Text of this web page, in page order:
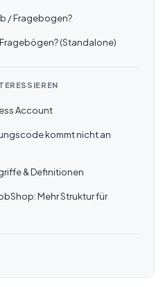
/ Fragebogen?
(Standalone)
Account
kommt nicht an
& Definitionen
Mehr Struktur für